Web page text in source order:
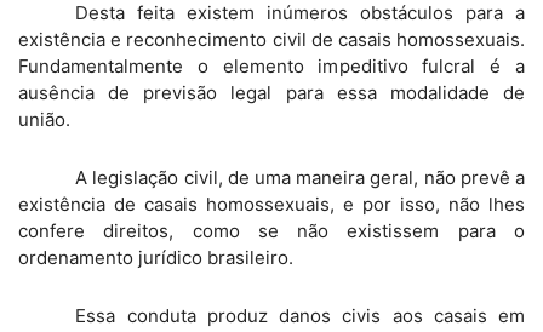
Desta feita existem inúmeros obstáculos para a
existência e reconhecimento civil de casais homossexuais.
Fundamentalmente o elemento impeditivo fulcral é a
ausência de previsão legal para essa modalidade de
união.
A legislação civil, de uma maneira geral, não prevê a
existência de casais homossexuais, e por isso, não lhes
confere direitos, como se não existissem para o
ordenamento jurídico brasileiro.
Essa conduta produz danos civis aos casais em